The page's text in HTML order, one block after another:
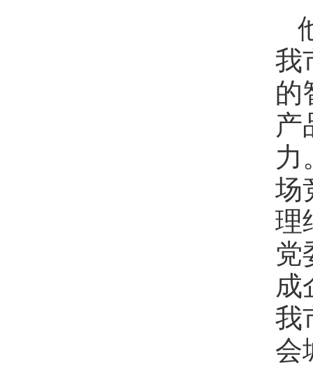
我
的
产
力
场
理
党
成
我
会